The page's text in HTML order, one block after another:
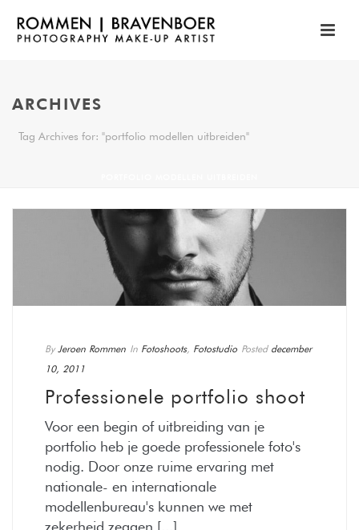
ARCHIVES
Tag Archives for: "portfolio modellen uitbreiden"
By Jeroen Rommen In Fotoshoots Fotostudio Posted december
10, 2011
Professionele portfolio shoot
Voor een begin of uitbreiding van je
portfolio heb je goede professionele foto's
nodig. Door onze ruime ervaring met
nationale- en internationale
modellenbureau's kunnen we met
zekerheid zeggen [...]